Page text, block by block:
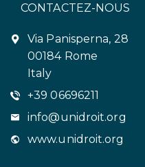
CONTACTEZ-NOUS
Via Panisperna, 28
00184 Rome
Italy
+39 06696211
info@unidroit.org
www.unidroit.org